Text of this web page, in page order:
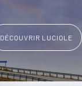
DÉCOUVRIR LUCIOLE